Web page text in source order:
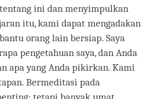
ini dan menyimpulkan
itu, kami dapat mengadakan
orang lain bersiap. Saya
pengetahuan saya, dan Anda
apa yang Anda pikirkan. Kami
Bermeditasi pada